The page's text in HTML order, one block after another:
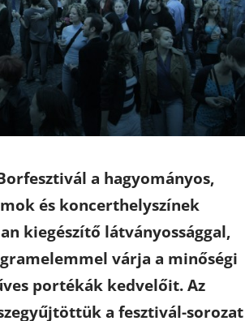
a hagyományos,
és koncerthelyszínek
kiegészítő látványossággal,
várja a minőségi
portékák kedvelőit. Az
a fesztivál-sorozat